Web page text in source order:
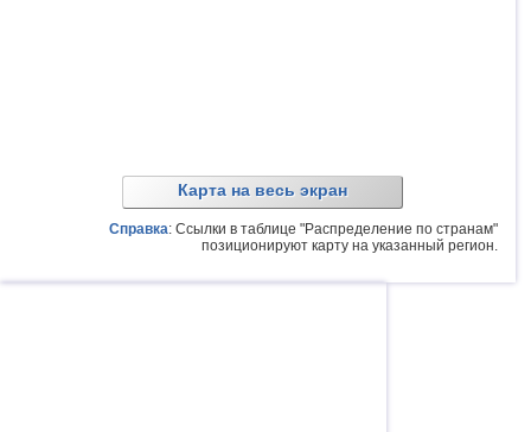
Карта на весь экран
Справка: Ссылки в таблице "Распределение по странам"
позиционируют карту на указанный регион.